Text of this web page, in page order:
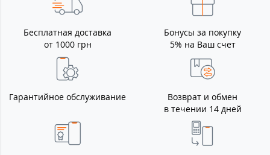
Бесплатная доставка
от 1000 грн
Бонусы за покупку
5% на Ваш счет
Гарантийное обслуживание
Возврат и обмен
в течении 14 дней